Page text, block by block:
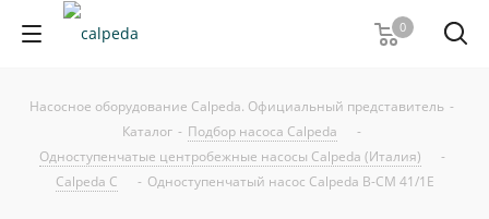
0
Насосное оборудование Calpeda. Официальный представитель -
Каталог - Подбор насоса Calpeda
-
Одноступенчатые центробежные насосы Calpeda (Италия)
-
Calpeda C
- Одноступенчатый насос Calpeda B-CM 41/1E